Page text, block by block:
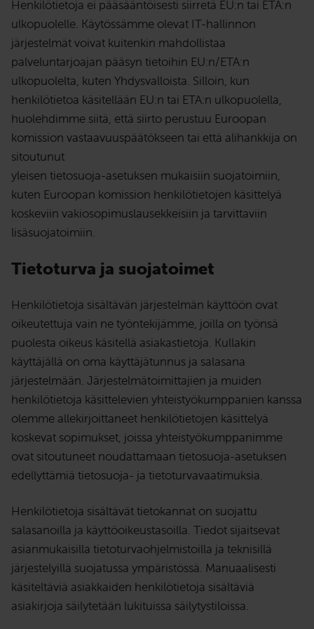
Henkilötietoja ei pääsääntöisesti siirretä EU:n tai ETA:n
ulkopuolelle. Käytössämme olevat IT-hallinnon
järjestelmät voivat kuitenkin mahdollistaa
palveluntarjoajan pääsyn tietoihin EU:n/ETA:n
ulkopuolelta, kuten Yhdysvalloista. Silloin, kun
henkilötietoa käsitellään EU:n tai ETA:n ulkopuolella,
huolehdimme siitä, että siirto perustuu Euroopan
komission vastaavuuspäätökseen tai että alihankkija on
sitoutunut
yleisen tietosuoja-asetuksen mukaisiin suojatoimiin,
kuten Euroopan komission henkilötietojen käsittelyä
koskeviin vakiosopimuslausekkeisiin ja tarvittaviin
lisäsuojatoimiin.
Tietoturva ja suojatoimet
Henkilötietoja sisältävän järjestelmän käyttöön ovat
oikeutettuja vain ne työntekijämme, joilla on työnsä
puolesta oikeus käsitellä asiakastietoja. Kullakin
käyttäjällä on oma käyttäjätunnus ja salasana
järjestelmään. Järjestelmätoimittajien ja muiden
henkilötietoja käsittelevien yhteistyökumppanien kanssa
olemme allekirjoittaneet henkilötietojen käsittelyä
koskevat sopimukset, joissa yhteistyökumppanimme
ovat sitoutuneet noudattamaan tietosuoja-asetuksen
edellyttämiä tietosuoja- ja tietoturvavaatimuksia.
Henkilötietoja sisältävät tietokannat on suojattu
salasanoilla ja käyttöoikeustasoilla. Tiedot sijaitsevat
asianmukaisilla tietoturvaohjelmistoilla ja teknisillä
järjestelyillä suojatussa ympäristössä. Manuaalisesti
käsiteltäviä asiakkaiden henkilötietoja sisältäviä
asiakirjoja säilytetään lukituissa säilytystiloissa.